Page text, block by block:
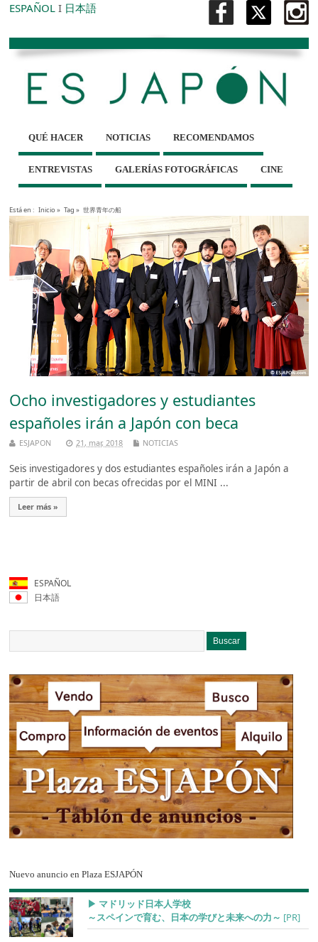
ESPAÑOL I 日本語
QUÉ HACER NOTICIAS RECOMENDAMOS
ENTREVISTAS GALERÍAS FOTOGRÁFICAS CINE
Está en : Inicio» Tag » 世界青年の船
Ocho investigadores y estudiantes
españoles irán a Japón con beca
ESJAPON 21, mar, 2018 NOTICIAS
Seis investigadores y dos estudiantes españoles irán a Japón a
partir de abril con becas ofrecidas por el MINI ...
Leer más »
ESPAÑOL
日本語
Nuevo anuncio en Plaza ESJAPÓN
▶︎ マドリッド日本人学校
～スペインで育む、日本の学びと未来への力～ [PR]